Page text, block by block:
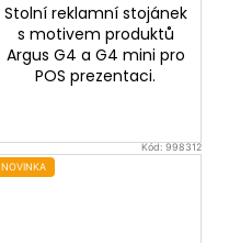
Stolní reklamní stojánek
s motivem produktů
Argus G4 a G4 mini pro
POS prezentaci.
Kód:998312
NOVINKA